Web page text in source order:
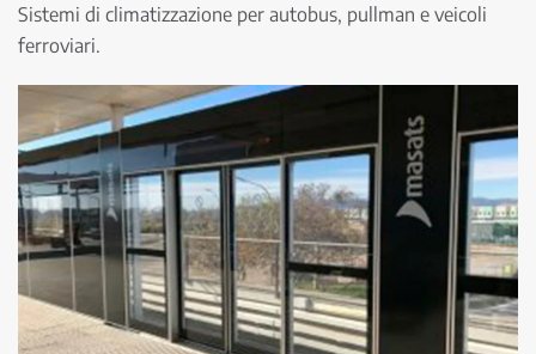
Sistemi di climatizzazione per autobus, pullman e veicoli
ferroviari.